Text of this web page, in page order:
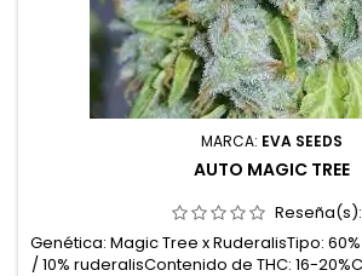
MARCA: EVA SEEDS
AUTO MAGIC TREE
Reseña(s):
Genética: Magic Tree x RuderalisTipo:
/ 10% ruderalisContenido de THC: 16-